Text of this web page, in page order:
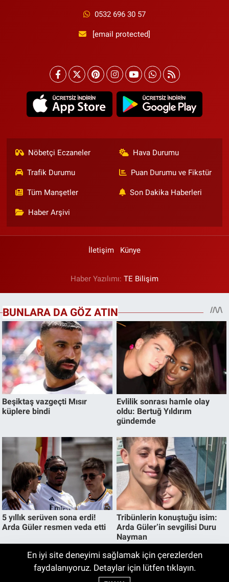
0532 696 30 57
[email protected]
Nöbetçi Eczaneler Hava Durumu
Trafik Durumu Puan Durumu ve Fikstür
Tüm Manşetler Son Dakika Haberleri
Haber Arşivi
İletişim Künye
Haber Yazılımı: TE Bilişim
En iyi site deneyimi sağlamak için çerezlerden
faydalanıyoruz. Detaylar için lütfen tıklayın.
Bugün Ankara'da Hava Nasıl Olacak? 7
Ağustos Cuma Ankara Hava Durumu